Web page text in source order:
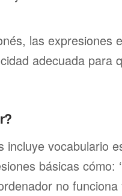
las expresiones
adecuada para
incluye vocabulario
básicas cómo:
no